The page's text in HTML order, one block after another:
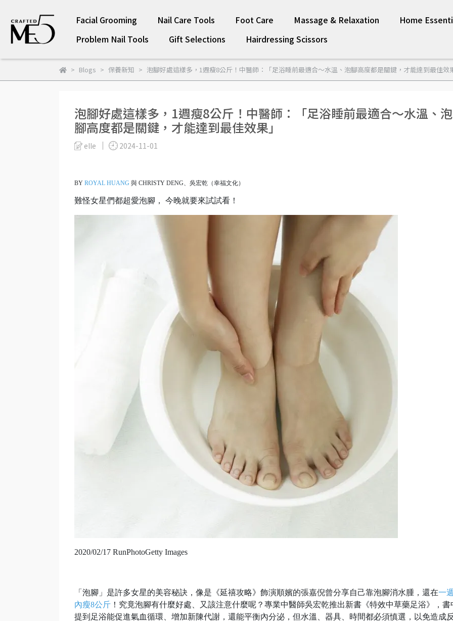
Facial Grooming Nail Care Tools Foot Care Massage & Relaxation
Home
Problem Nail Tools
Gift Selections Hairdressing Scissors
Blogs 保養新知 泡腳好處這樣多，1週瘦8公斤！中醫師：「足浴睡前最適合～水溫、泡腳高度都是關鍵，才能達到最佳效
泡腳好處這樣多，1週瘦8公斤！中醫師：「足浴睡前最適合～水溫、泡
腳高度都是關鍵，才能達到最佳效果」
elle 2024-11-01
BY ROYAL HUANG 與 CHRISTY DENG、吳宏乾（幸福文化）
難怪女星們都超愛泡腳， 今晚就要來試試看！
2020/02/17 RunPhotoGetty Images
「泡腳」是許多女星的美容秘訣，像是《延禧攻略》飾演順嬪的張嘉倪曾分享自己靠泡腳消水腫，還在一
內瘦8公斤 ！究竟泡腳有什麼好處、又該注意什麼呢？專業中醫師吳宏乾推出新書《特效中草藥足浴》，書
提到足浴能促進氣血循環、增加新陳代謝，還能平衡內分泌，但水溫、器具、時間都必須慎選，以免造成